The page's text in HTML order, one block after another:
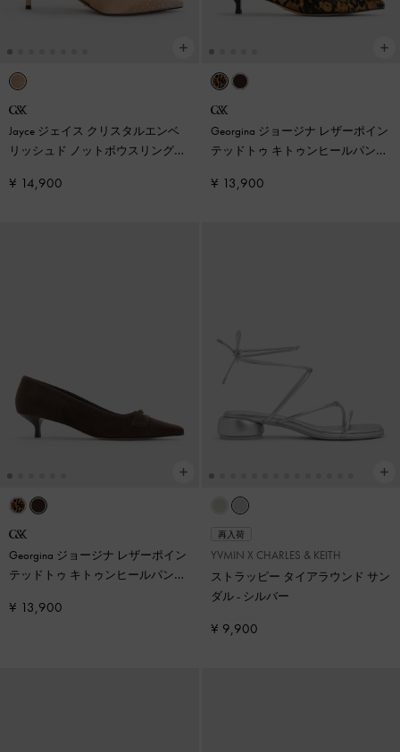
Jayce ジェイス クリスタルエンベ
リッシュド ノットボウスリングバ
¥ 14,900
Georgina ジョージナ レザーポイン
テッドトゥ キトゥンヒールパンプ
¥ 13,900
Georgina ジョージナ レザーポイン
テッドトゥ キトゥンヒールパンプ
¥ 13,900
再入荷
YVMIN X CHARLES & KEITH
ストラッピー タイアラウンド サン
ダル- シルバー
¥ 9,900